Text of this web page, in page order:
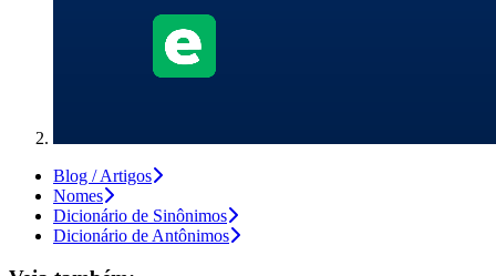
Blog / Artigos
Nomes
Dicionário de Sinônimos
Dicionário de Antônimos